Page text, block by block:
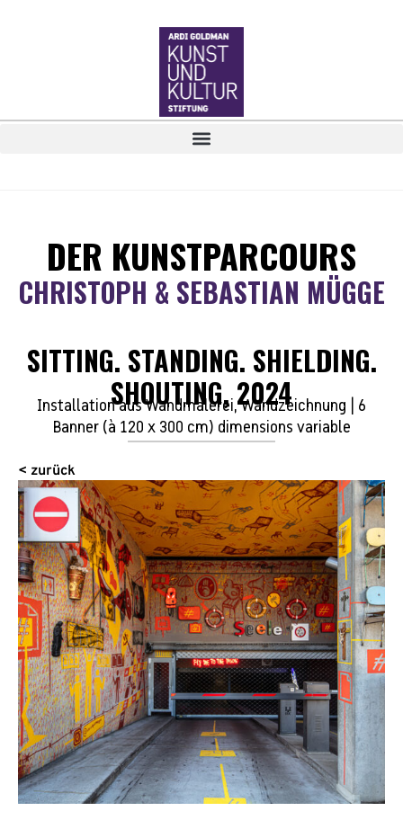
DER KUNSTPARCOURS
CHRISTOPH & SEBASTIAN MÜGGE
SITTING. STANDING. SHIELDING.
SHOUTING, 2024
Installation aus Wandmalerei, Wandzeichnung | 6
Banner (à 120 x 300 cm) dimensions variable
< zurück